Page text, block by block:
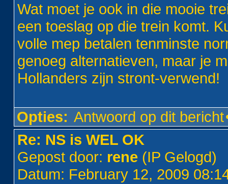
Wat moet je ook in die mooie
een toeslag op die trein komt.
volle mep betalen tenminste
genoeg alternatieven, maar je
Hollanders zijn stront-verwend!
Opties: Antwoord op dit bericht
Re: NS is WEL OK
Gepost door: rene (IP Gelogd)
Datum: February 12, 2009